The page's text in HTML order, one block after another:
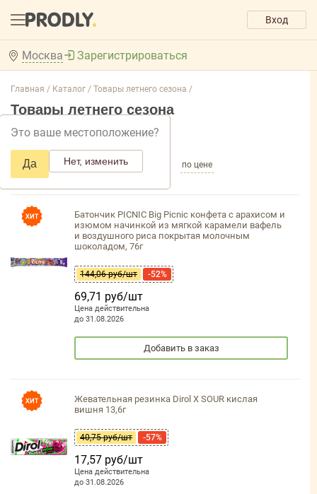
Вход
Москва
Это ваше местоположение?
Да Нет, изменить
Зарегистрироваться
Главная / Каталог / Товары летнего сезона /
Товары летнего сезона
Добавить фильтр товаров
по популярности по названию по цене
Батончик PICNIC Big Picnic конфета с арахисом и
изюмом начинкой из мягкой карамели вафель
и воздушного риса покрытая молочным
шоколадом, 76г
144,06 руб/шт -52%
69,71 руб/шт
Цена действительна
до 31.08.2026
Добавить в заказ
Жевательная резинка Dirol X SOUR кислая
вишня 13,6г
40,75 руб/шт -57%
17,57 руб/шт
Цена действительна
до 31.08.2026